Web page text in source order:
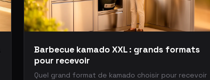
Barbecue kamado XXL : grands formats
pour recevoir
Quel grand format de kamado choisir pour recevoir